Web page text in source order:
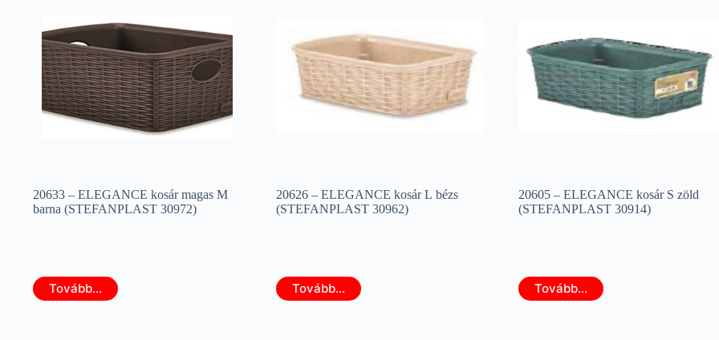
20633 – ELEGANCE kosár magas M
barna (STEFANPLAST 30972)
Tovább...
20626 – ELEGANCE kosár L bézs
(STEFANPLAST 30962)
Tovább...
20605 – ELEGANCE kosár S zöld
(STEFANPLAST 30914)
Tovább...